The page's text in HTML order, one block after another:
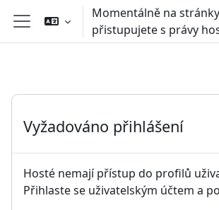
Přejít k hlavnímu obsahu
Boční panel
Momentálně na stránky
přistupujete s právy
Vyžadováno přihlášení
Hosté nemají přístup do profilů
Přihlaste se uživatelským účtem a